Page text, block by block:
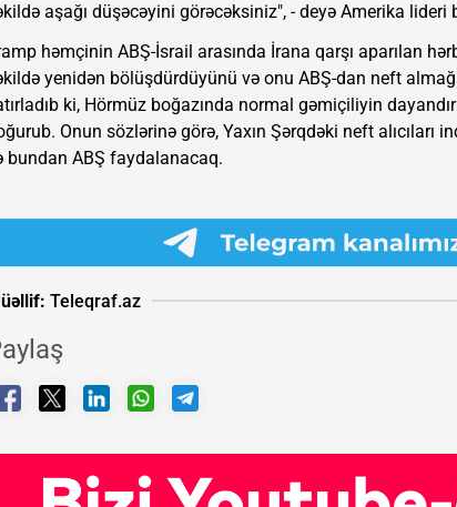
aşağı düşəcəyini görəcəksiniz", - deyə Amerika lideri
həmçinin ABŞ-İsrail arasında İrana qarşı aparılan
yenidən bölüşdürdüyünü və onu ABŞ-dan neft
ki, Hörmüz boğazında normal gəmiçiliyin
Onun sözlərinə görə, Yaxın Şərqdəki neft alıcıları
bundan ABŞ faydalanacaq.
Teleqraf.az